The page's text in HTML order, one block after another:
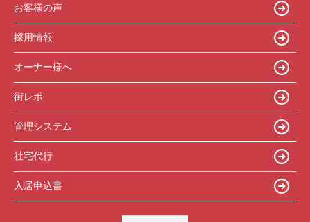
お客様の声
採用情報
オーナー様へ
街レポ
管理システム
社宅代行
入居申込書